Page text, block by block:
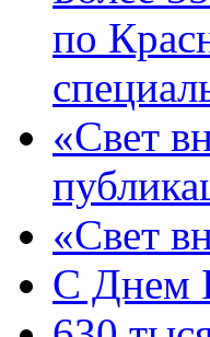
по
«Свет
«Свет
C Днем